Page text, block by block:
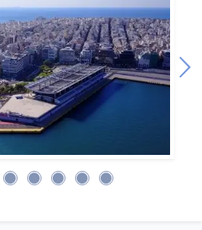
(Αρχ. Ολυμπία), Ελλάδα
07:00
Ημέρα 10η
Σαντορίνη, Ελλάδα